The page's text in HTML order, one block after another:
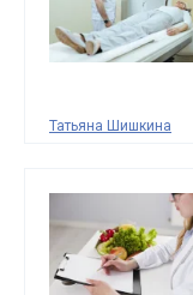
Татьяна Шишкина